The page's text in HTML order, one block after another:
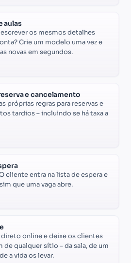
aulas
os mesmos detalhes
Crie um modelo uma vez e
novas em segundos.
e cancelamento
próprias regras para reservas e
tardios – incluindo se há taxa a
cliente entra na lista de espera e
que uma vaga abre.
direto online e deixe os clientes
de qualquer sítio – da sala, de um
a vida os levar.